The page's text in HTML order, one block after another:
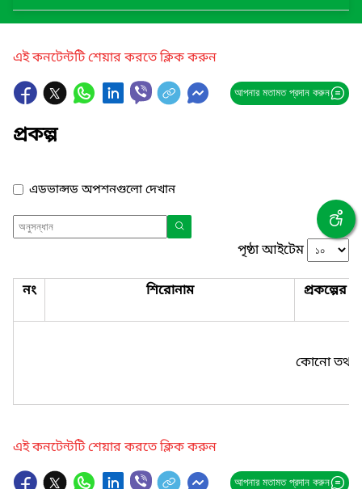
এই কনটেন্টটি শেয়ার করতে ক্লিক করুন
আপনার মতামত প্রদান করুন
প্রকল্প
এডভান্সড অপশনগুলো দেখান
পৃষ্ঠা আইটেম
নং শিরোনাম প্রকল্পের
কোনো তথ্য
এই কনটেন্টটি শেয়ার করতে ক্লিক করুন
আপনার মতামত প্রদান করুন